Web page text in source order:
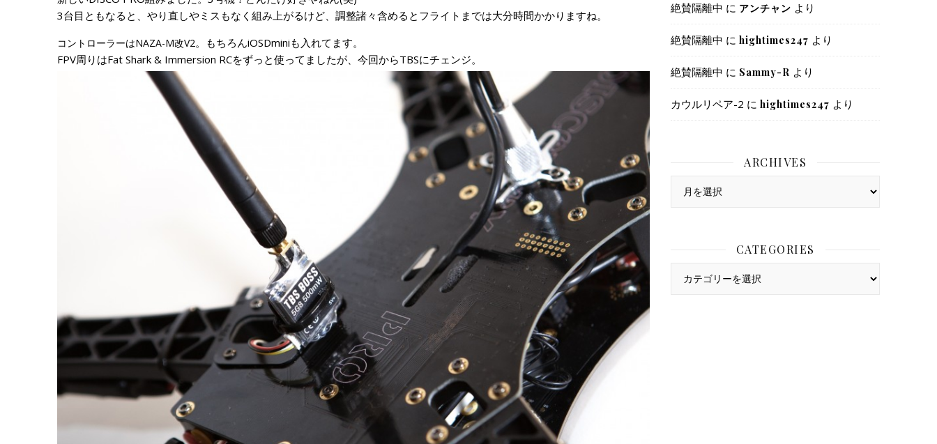
3台目ともなると、やり直しやミスもなく組み上がるけど、調整諸々含めるとフライトまでは大分時間かかりますね。
コントローラーはNAZA-M改V2。もちろんiOSDminiも入れてます。
FPV周りはFat Shark & Immersion RCをずっと使ってましたが、今回からTBSにチェンジ。
絶賛隔離中 に アンチャン より
絶賛隔離中 に hightimes247 より
絶賛隔離中 に Sammy-R より
カウルリペア-2 に hightimes247 より
ARCHIVES
Archives
CATEGORIES
Categories